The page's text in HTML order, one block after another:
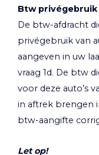
Btw
De btw-afdracht
privégebruik van
aangeven in uw
vraag 1d. De btw
voor deze auto’s
in aftrek brengen
btw-aangifte
Let op!